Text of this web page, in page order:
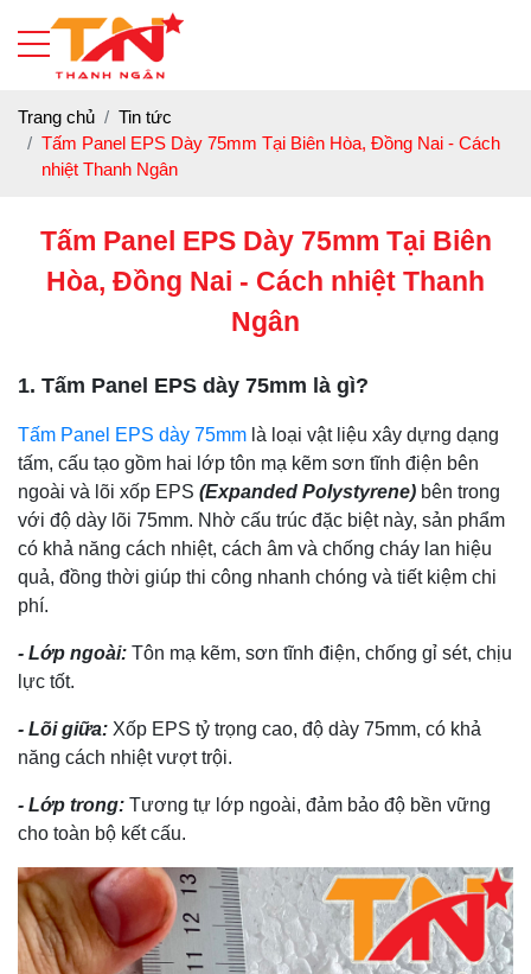
Trang chủ
Tin tức
Tấm Panel EPS Dày 75mm Tại Biên Hòa, Đồng Nai - Cách
nhiệt Thanh Ngân
Tấm Panel EPS Dày 75mm Tại Biên
Hòa, Đồng Nai - Cách nhiệt Thanh
Ngân
1. Tấm Panel EPS dày 75mm là gì?
Tấm Panel EPS dày 75mm là loại vật liệu xây dựng dạng
tấm, cấu tạo gồm hai lớp tôn mạ kẽm sơn tĩnh điện bên
ngoài và lõi xốp EPS (Expanded Polystyrene) bên trong
với độ dày lõi 75mm. Nhờ cấu trúc đặc biệt này, sản phẩm
có khả năng cách nhiệt, cách âm và chống cháy lan hiệu
quả, đồng thời giúp thi công nhanh chóng và tiết kiệm chi
phí.
- Lớp ngoài: Tôn mạ kẽm, sơn tĩnh điện, chống gỉ sét, chịu
lực tốt.
- Lõi giữa: Xốp EPS tỷ trọng cao, độ dày 75mm, có khả
năng cách nhiệt vượt trội.
- Lớp trong: Tương tự lớp ngoài, đảm bảo độ bền vững
cho toàn bộ kết cấu.